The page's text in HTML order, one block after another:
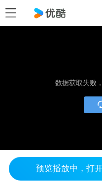
数据获取失败
预览播放中，打